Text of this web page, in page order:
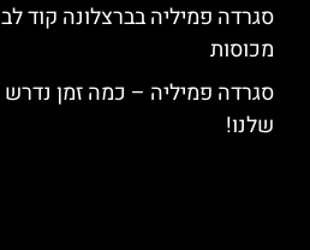
סגרדה פמיליה בברצלונה קוד
מכוסות
סגרדה פמיליה – כמה זמן
שלנו!